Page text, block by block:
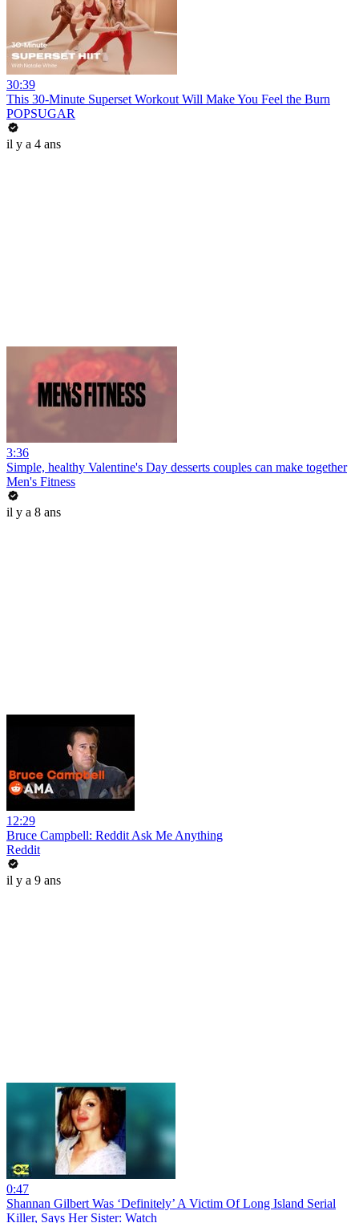
30:39
This 30-Minute Superset Workout Will Make You Feel the Burn
POPSUGAR
il y a 4 ans
3:36
Simple, healthy Valentine's Day desserts couples can make together
Men's Fitness
il y a 8 ans
12:29
Bruce Campbell: Reddit Ask Me Anything
Reddit
il y a 9 ans
0:47
Shannan Gilbert Was ‘Definitely’ A Victim Of Long Island Serial
Killer, Says Her Sister: Watch